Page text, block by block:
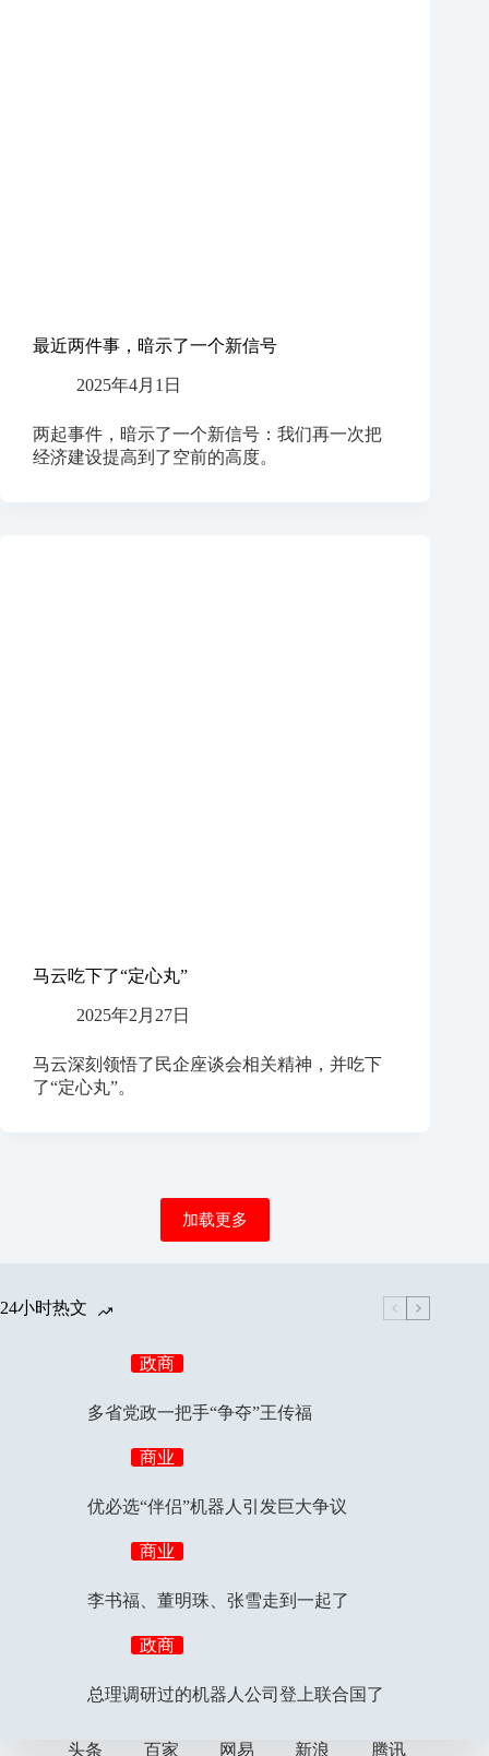
最近两件事，暗示了一个新信号
2025年4月1日
两起事件，暗示了一个新信号：我们再一次把
经济建设提高到了空前的高度。
马云吃下了“定心丸”
2025年2月27日
马云深刻领悟了民企座谈会相关精神，并吃下
了“定心丸”。
加载更多
24小时热文
政商
多省党政一把手“争夺”王传福
商业
优必选“伴侣”机器人引发巨大争议
商业
李书福、董明珠、张雪走到一起了
政商
总理调研过的机器人公司登上联合国了
头条 百家 网易 新浪 腾讯